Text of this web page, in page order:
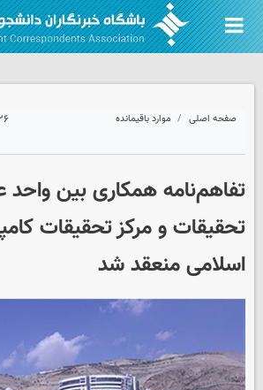
صفحه اصلی موارد باقیمانده ۲۶ اسفند
تفاهم‌نامه همکاری بین واحد
تحقیقات و مرکز تحقیقات
اسلامی منعقد شد